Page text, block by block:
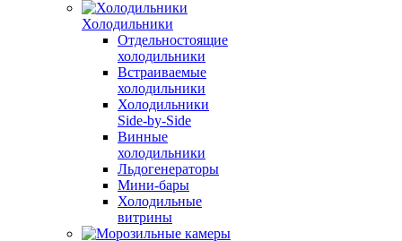
Холодильники
Отдельностоящие
холодильники
Встраиваемые
холодильники
Холодильники
Side-by-Side
Винные
холодильники
Льдогенераторы
Мини-бары
Холодильные
витрины